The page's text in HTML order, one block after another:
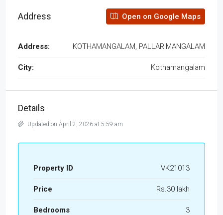
Address Open on Google Maps
Address: KOTHAMANGALAM, PALLARIMANGALAM
City: Kothamangalam
Details
Updated on April 2, 2026 at 5:59 am
Property ID VK21013
Price Rs.30 lakh
Bedrooms 3